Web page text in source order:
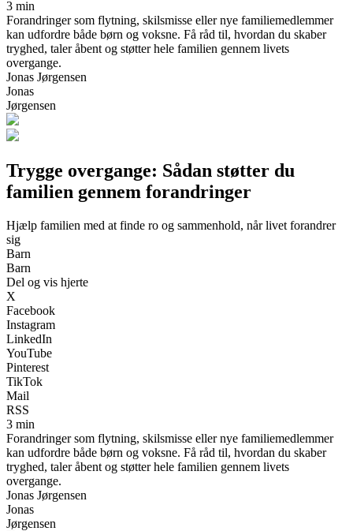
3 min
Forandringer som flytning, skilsmisse eller nye familiemedlemmer
kan udfordre både børn og voksne. Få råd til, hvordan du skaber
tryghed, taler åbent og støtter hele familien gennem livets
overgange.
Jonas Jørgensen
Jonas
Jørgensen
Trygge overgange: Sådan støtter du
familien gennem forandringer
Hjælp familien med at finde ro og sammenhold, når livet forandrer
sig
Barn
Barn
Del og vis hjerte
X
Facebook
Instagram
LinkedIn
YouTube
Pinterest
TikTok
Mail
RSS
3 min
Forandringer som flytning, skilsmisse eller nye familiemedlemmer
kan udfordre både børn og voksne. Få råd til, hvordan du skaber
tryghed, taler åbent og støtter hele familien gennem livets
overgange.
Jonas Jørgensen
Jonas
Jørgensen